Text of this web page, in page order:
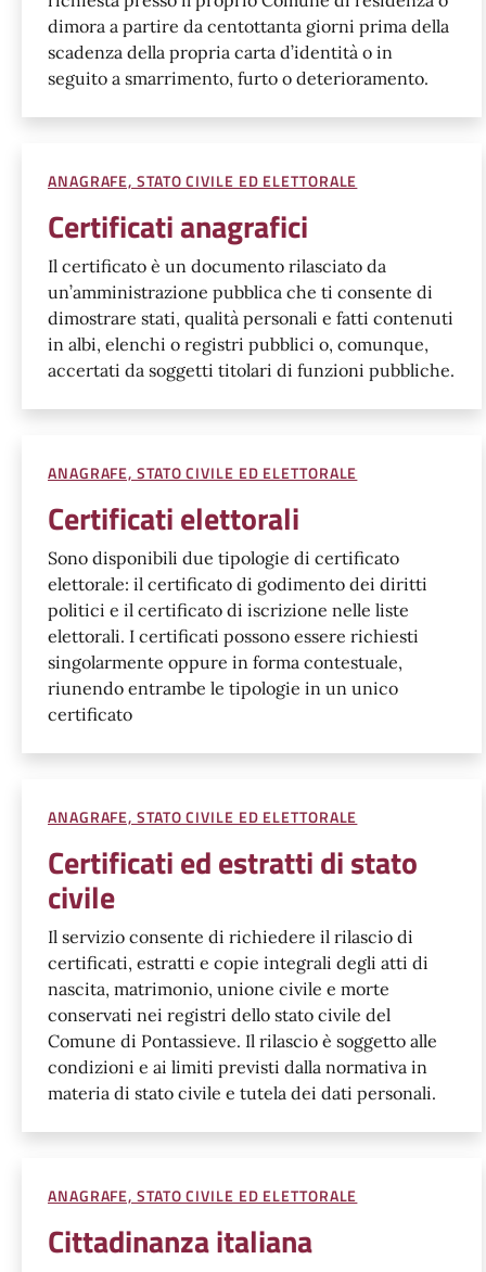
dimora a partire da centottanta giorni prima della
scadenza della propria carta d’identità o in
seguito a smarrimento, furto o deterioramento.
ANAGRAFE, STATO CIVILE ED ELETTORALE
Certificati anagrafici
Il certificato è un documento rilasciato da
un’amministrazione pubblica che ti consente di
dimostrare stati, qualità personali e fatti contenuti
in albi, elenchi o registri pubblici o, comunque,
accertati da soggetti titolari di funzioni pubbliche.
ANAGRAFE, STATO CIVILE ED ELETTORALE
Certificati elettorali
Sono disponibili due tipologie di certificato
elettorale: il certificato di godimento dei diritti
politici e il certificato di iscrizione nelle liste
elettorali. I certificati possono essere richiesti
singolarmente oppure in forma contestuale,
riunendo entrambe le tipologie in un unico
certificato
ANAGRAFE, STATO CIVILE ED ELETTORALE
Certificati ed estratti di stato
civile
Il servizio consente di richiedere il rilascio di
certificati, estratti e copie integrali degli atti di
nascita, matrimonio, unione civile e morte
conservati nei registri dello stato civile del
Comune di Pontassieve. Il rilascio è soggetto alle
condizioni e ai limiti previsti dalla normativa in
materia di stato civile e tutela dei dati personali.
ANAGRAFE, STATO CIVILE ED ELETTORALE
Cittadinanza italiana